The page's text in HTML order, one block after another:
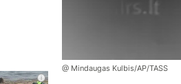
@ Mindaugas Kulbis/AP/TASS